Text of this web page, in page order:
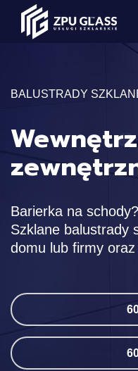
BALUSTRADY
Barierka na schody?
Szklane balustrady
domu lub firmy